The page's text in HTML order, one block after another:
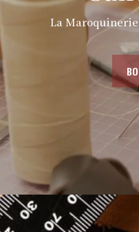
La